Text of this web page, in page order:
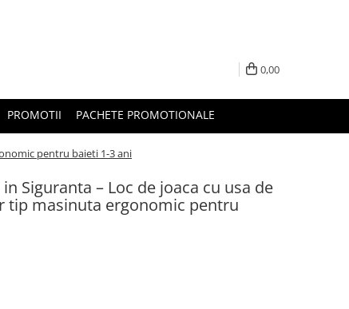
0,00
PROMOTII PACHETE PROMOTIONALE
pentru baieti 1-3 ani
Siguranta – Loc de joaca cu usa de
tip masinuta ergonomic pentru